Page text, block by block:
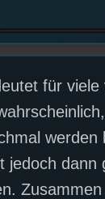
für
werden